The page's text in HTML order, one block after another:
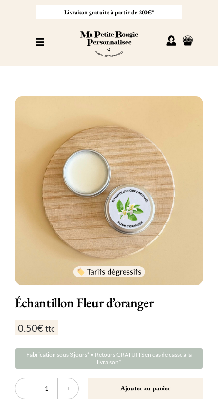
Livraison gratuite à partir de 200€*
Toggle
Personnaliser sa bougie
Nos bougies
Professionnel
Échantillon Fleur d’oranger
0.50€ ttc
Fabrication sous 3 jours* • Retours GRATUITS en cas de casse à la
livraison*
quantité
de
Ajouter au panier